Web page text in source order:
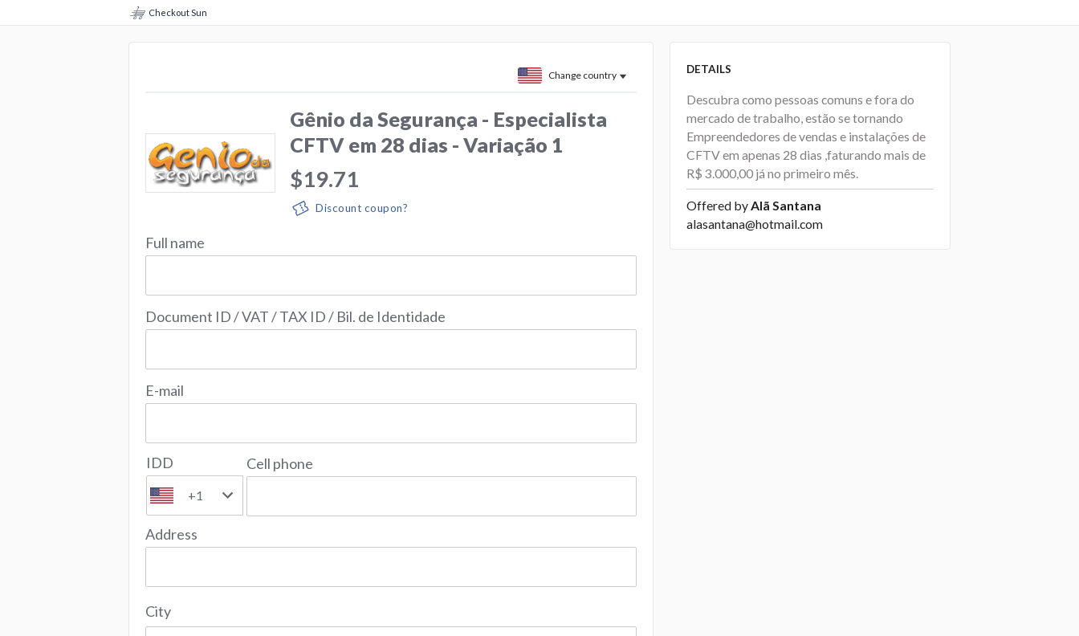
Checkout Sun
Change country
Gênio da Segurança - Especialista
CFTV em 28 dias - Variação 1
$19.71
Discount coupon?
Full name
Document ID / VAT / TAX ID / Bil. de Identidade
E-mail
IDD
+1
Cell phone
Address
City
DETAILS
Descubra como pessoas comuns e fora do
mercado de trabalho, estão se tornando
Empreendedores de vendas e instalações de
CFTV em apenas 28 dias ,faturando mais de
R$ 3.000,00 já no primeiro mês.
Offered byAlã Santana
alasantana@hotmail.com